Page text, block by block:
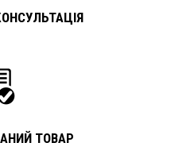
ТОВАР